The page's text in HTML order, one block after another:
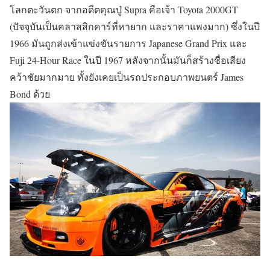
โลกตะวันตก จากอดีตคุณปู่ Supra คือเจ้า Toyota 2000GT
(ปัจจุบันเป็นคลาสสิกคาร์ที่หายาก และราคาแพงมาก) ซึ่งในปี
1966 มันถูกส่งเข้าแข่งขันรายการ Japanese Grand Prix และ
Fuji 24-Hour Race ในปี 1967 หลังจากนั้นมันก็สร้างชื่อเสียง
คว้าชัยมากมาย ทั้งยังเคยเป็นรถประกอบภาพยนตร์ James
Bond ด้วย